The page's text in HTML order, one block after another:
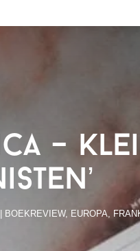
–
BOEKREVIEW, EUROPA